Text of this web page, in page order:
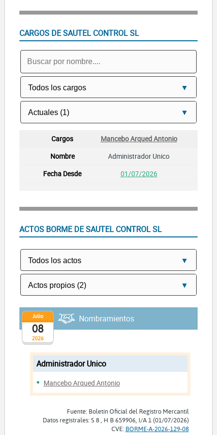
CARGOS DE SAUTEL CONTROL SL
Mancebo Arqued Antonio
Administrador Unico
01/07/2026
ACTOS BORME DE SAUTEL CONTROL SL
2026
Julio
08
Nombramientos
Administrador Unico
Mancebo Arqued Antonio
Fuente: Boletín Oficial del Registro Mercantil
Datos registrales: S 8 , H B 659906, I/A 1 (01/07/2026)
CVE: BORME-A-2026-129-08